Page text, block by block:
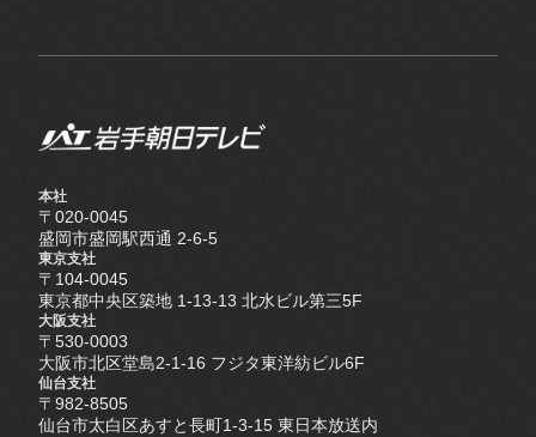
本社
〒020-0045
盛岡市盛岡駅西通 2-6-5
東京支社
〒104-0045
東京都中央区築地 1-13-13 北水ビル第三5F
大阪支社
〒530-0003
大阪市北区堂島2-1-16 フジタ東洋紡ビル6F
仙台支社
〒982-8505
仙台市太白区あすと長町1-3-15 東日本放送内